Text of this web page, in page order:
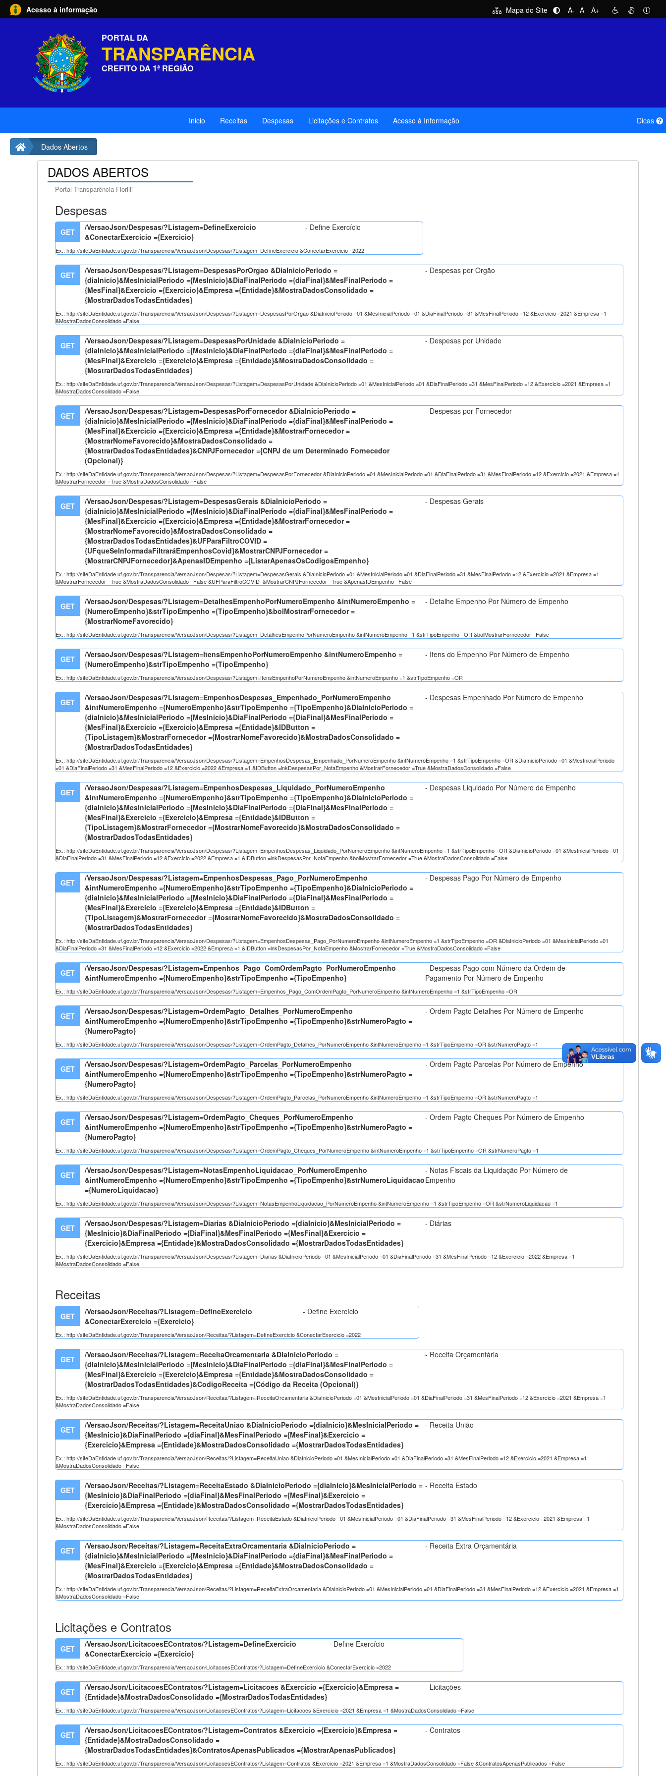
Acesso à informação Mapa do Site A- A A+
PORTAL DA
TRANSPARÊNCIA
CREFITO DA 1ª REGIÃO
Inicio Receitas Despesas Licitações e Contratos Acesso à Informação Dicas
Dados Abertos
DADOS ABERTOS
Portal Transparência Fiorilli
Despesas
GET
/VersaoJson/Despesas/?Listagem=DefineExercicio
&ConectarExercicio ={Exercicio}
- Define Exercício
Ex.: http://siteDaEntidade.uf.gov.br/Transparencia/VersaoJson/Despesas/?Listagem=DefineExercicio &ConectarExercicio =2022
GET
/VersaoJson/Despesas/?Listagem=DespesasPorOrgao &DiaInicioPeriodo =
{diaInicio}&MesInicialPeriodo ={MesInicio}&DiaFinalPeriodo ={diaFinal}&MesFinalPeriodo =
{MesFinal}&Exercicio ={Exercicio}&Empresa ={Entidade}&MostraDadosConsolidado =
{MostrarDadosTodasEntidades}
- Despesas por Orgão
Ex.: http://siteDaEntidade.uf.gov.br/Transparencia/VersaoJson/Despesas/?Listagem=DespesasPorOrgao &DiaInicioPeriodo =01 &MesInicialPeriodo =01 &DiaFinalPeriodo =31 &MesFinalPeriodo =12 &Exercicio =2021 &Empresa =1
&MostraDadosConsolidado =False
GET
/VersaoJson/Despesas/?Listagem=DespesasPorUnidade &DiaInicioPeriodo =
{diaInicio}&MesInicialPeriodo ={MesInicio}&DiaFinalPeriodo ={diaFinal}&MesFinalPeriodo =
{MesFinal}&Exercicio ={Exercicio}&Empresa ={Entidade}&MostraDadosConsolidado =
{MostrarDadosTodasEntidades}
- Despesas por Unidade
Ex.: http://siteDaEntidade.uf.gov.br/Transparencia/VersaoJson/Despesas/?Listagem=DespesasPorUnidade &DiaInicioPeriodo =01 &MesInicialPeriodo =01 &DiaFinalPeriodo =31 &MesFinalPeriodo =12 &Exercicio =2021 &Empresa =1
&MostraDadosConsolidado =False
GET
/VersaoJson/Despesas/?Listagem=DespesasPorFornecedor &DiaInicioPeriodo =
{diaInicio}&MesInicialPeriodo ={MesInicio}&DiaFinalPeriodo ={diaFinal}&MesFinalPeriodo =
{MesFinal}&Exercicio ={Exercicio}&Empresa ={Entidade}&MostrarFornecedor =
{MostrarNomeFavorecido}&MostraDadosConsolidado =
{MostrarDadosTodasEntidades}&CNPJFornecedor ={CNPJ de um Determinado Fornecedor
(Opcional)}
- Despesas por Fornecedor
Ex.: http://siteDaEntidade.uf.gov.br/Transparencia/VersaoJson/Despesas/?Listagem=DespesasPorFornecedor &DiaInicioPeriodo =01 &MesInicialPeriodo =01 &DiaFinalPeriodo =31 &MesFinalPeriodo =12 &Exercicio =2021 &Empresa =1
&MostrarFornecedor =True &MostraDadosConsolidado =False
GET
/VersaoJson/Despesas/?Listagem=DespesasGerais &DiaInicioPeriodo =
{diaInicio}&MesInicialPeriodo ={MesInicio}&DiaFinalPeriodo ={diaFinal}&MesFinalPeriodo =
{MesFinal}&Exercicio ={Exercicio}&Empresa ={Entidade}&MostrarFornecedor =
{MostrarNomeFavorecido}&MostraDadosConsolidado =
{MostrarDadosTodasEntidades}&UFParaFiltroCOVID =
{UFqueSeInformadaFiltraráEmpenhosCovid}&MostrarCNPJFornecedor =
{MostrarCNPJFornecedor}&ApenasIDEmpenho ={ListarApenasOsCodigosEmpenho}
- Despesas Gerais
Ex.: http://siteDaEntidade.uf.gov.br/Transparencia/VersaoJson/Despesas/?Listagem=DespesasGerais &DiaInicioPeriodo =01 &MesInicialPeriodo =01 &DiaFinalPeriodo =31 &MesFinalPeriodo =12 &Exercicio =2021 &Empresa =1
&MostrarFornecedor =True &MostraDadosConsolidado =False &UFParaFiltroCOVID=&MostrarCNPJFornecedor =True &ApenasIDEmpenho =False
GET
/VersaoJson/Despesas/?Listagem=DetalhesEmpenhoPorNumeroEmpenho &intNumeroEmpenho =
{NumeroEmpenho}&strTipoEmpenho ={TipoEmpenho}&bolMostrarFornecedor =
{MostrarNomeFavorecido}
- Detalhe Empenho Por Número de Empenho
Ex.: http://siteDaEntidade.uf.gov.br/Transparencia/VersaoJson/Despesas/?Listagem=DetalhesEmpenhoPorNumeroEmpenho &intNumeroEmpenho =1 &strTipoEmpenho =OR &bolMostrarFornecedor =False
GET
/VersaoJson/Despesas/?Listagem=ItensEmpenhoPorNumeroEmpenho &intNumeroEmpenho =
{NumeroEmpenho}&strTipoEmpenho ={TipoEmpenho}
- Itens do Empenho Por Número de Empenho
Ex.: http://siteDaEntidade.uf.gov.br/Transparencia/VersaoJson/Despesas/?Listagem=ItensEmpenhoPorNumeroEmpenho &intNumeroEmpenho =1 &strTipoEmpenho =OR
GET
/VersaoJson/Despesas/?Listagem=EmpenhosDespesas_Empenhado_PorNumeroEmpenho
&intNumeroEmpenho ={NumeroEmpenho}&strTipoEmpenho ={TipoEmpenho}&DiaInicioPeriodo =
{diaInicio}&MesInicialPeriodo ={MesInicio}&DiaFinalPeriodo ={DiaFinal}&MesFinalPeriodo =
{MesFinal}&Exercicio ={Exercicio}&Empresa ={Entidade}&IDButton =
{TipoListagem}&MostrarFornecedor ={MostrarNomeFavorecido}&MostraDadosConsolidado =
{MostrarDadosTodasEntidades}
- Despesas Empenhado Por Número de Empenho
Ex.: http://siteDaEntidade.uf.gov.br/Transparencia/VersaoJson/Despesas/?Listagem=EmpenhosDespesas_Empenhado_PorNumeroEmpenho &intNumeroEmpenho =1 &strTipoEmpenho =OR &DiaInicioPeriodo =01 &MesInicialPeriodo
=01 &DiaFinalPeriodo =31 &MesFinalPeriodo =12 &Exercicio =2022 &Empresa =1 &IDButton =lnkDespesasPor_NotaEmpenho &MostrarFornecedor =True &MostraDadosConsolidado =False
GET
/VersaoJson/Despesas/?Listagem=EmpenhosDespesas_Liquidado_PorNumeroEmpenho
&intNumeroEmpenho ={NumeroEmpenho}&strTipoEmpenho ={TipoEmpenho}&DiaInicioPeriodo =
{diaInicio}&MesInicialPeriodo ={MesInicio}&DiaFinalPeriodo ={DiaFinal}&MesFinalPeriodo =
{MesFinal}&Exercicio ={Exercicio}&Empresa ={Entidade}&IDButton =
{TipoListagem}&MostrarFornecedor ={MostrarNomeFavorecido}&MostraDadosConsolidado =
{MostrarDadosTodasEntidades}
- Despesas Liquidado Por Número de Empenho
Ex.: http://siteDaEntidade.uf.gov.br/Transparencia/VersaoJson/Despesas/?Listagem=EmpenhosDespesas_Liquidado_PorNumeroEmpenho &intNumeroEmpenho =1 &strTipoEmpenho =OR &DiaInicioPeriodo =01 &MesInicialPeriodo =01
&DiaFinalPeriodo =31 &MesFinalPeriodo =12 &Exercicio =2022 &Empresa =1 &IDButton =lnkDespesasPor_NotaEmpenho &bolMostrarFornecedor =True &MostraDadosConsolidado =False
GET
/VersaoJson/Despesas/?Listagem=EmpenhosDespesas_Pago_PorNumeroEmpenho
&intNumeroEmpenho ={NumeroEmpenho}&strTipoEmpenho ={TipoEmpenho}&DiaInicioPeriodo =
{diaInicio}&MesInicialPeriodo ={MesInicio}&DiaFinalPeriodo ={DiaFinal}&MesFinalPeriodo =
{MesFinal}&Exercicio ={Exercicio}&Empresa ={Entidade}&IDButton =
{TipoListagem}&MostrarFornecedor ={MostrarNomeFavorecido}&MostraDadosConsolidado =
{MostrarDadosTodasEntidades}
- Despesas Pago Por Número de Empenho
Ex.: http://siteDaEntidade.uf.gov.br/Transparencia/VersaoJson/Despesas/?Listagem=EmpenhosDespesas_Pago_PorNumeroEmpenho &intNumeroEmpenho =1 &strTipoEmpenho =OR &DiaInicioPeriodo =01 &MesInicialPeriodo =01
&DiaFinalPeriodo =31 &MesFinalPeriodo =12 &Exercicio =2022 &Empresa =1 &IDButton =lnkDespesasPor_NotaEmpenho &MostrarFornecedor =True &MostraDadosConsolidado =False
GET
/VersaoJson/Despesas/?Listagem=Empenhos_Pago_ComOrdemPagto_PorNumeroEmpenho
&intNumeroEmpenho ={NumeroEmpenho}&strTipoEmpenho ={TipoEmpenho}
- Despesas Pago com Número da Ordem de
Pagamento Por Número de Empenho
Ex.: http://siteDaEntidade.uf.gov.br/Transparencia/VersaoJson/Despesas/?Listagem=Empenhos_Pago_ComOrdemPagto_PorNumeroEmpenho &intNumeroEmpenho =1 &strTipoEmpenho =OR
GET
/VersaoJson/Despesas/?Listagem=OrdemPagto_Detalhes_PorNumeroEmpenho
&intNumeroEmpenho ={NumeroEmpenho}&strTipoEmpenho ={TipoEmpenho}&strNumeroPagto =
{NumeroPagto}
- Ordem Pagto Detalhes Por Número de Empenho
Ex.: http://siteDaEntidade.uf.gov.br/Transparencia/VersaoJson/Despesas/?Listagem=OrdemPagto_Detalhes_PorNumeroEmpenho &intNumeroEmpenho =1 &strTipoEmpenho =OR &strNumeroPagto =1
GET
/VersaoJson/Despesas/?Listagem=OrdemPagto_Parcelas_PorNumeroEmpenho
&intNumeroEmpenho ={NumeroEmpenho}&strTipoEmpenho ={TipoEmpenho}&strNumeroPagto =
{NumeroPagto}
- Ordem Pagto Parcelas Por Número de Empenho
Ex.: http://siteDaEntidade.uf.gov.br/Transparencia/VersaoJson/Despesas/?Listagem=OrdemPagto_Parcelas_PorNumeroEmpenho &intNumeroEmpenho =1 &strTipoEmpenho =OR &strNumeroPagto =1
GET
/VersaoJson/Despesas/?Listagem=OrdemPagto_Cheques_PorNumeroEmpenho
&intNumeroEmpenho ={NumeroEmpenho}&strTipoEmpenho ={TipoEmpenho}&strNumeroPagto =
{NumeroPagto}
- Ordem Pagto Cheques Por Número de Empenho
Ex.: http://siteDaEntidade.uf.gov.br/Transparencia/VersaoJson/Despesas/?Listagem=OrdemPagto_Cheques_PorNumeroEmpenho &intNumeroEmpenho =1 &strTipoEmpenho =OR &strNumeroPagto =1
GET
/VersaoJson/Despesas/?Listagem=NotasEmpenhoLiquidacao_PorNumeroEmpenho
&intNumeroEmpenho ={NumeroEmpenho}&strTipoEmpenho ={TipoEmpenho}&strNumeroLiquidacao
={NumeroLiquidacao}
- Notas Fiscais da Liquidação Por Número de
Empenho
Ex.: http://siteDaEntidade.uf.gov.br/Transparencia/VersaoJson/Despesas/?Listagem=NotasEmpenhoLiquidacao_PorNumeroEmpenho &intNumeroEmpenho =1 &strTipoEmpenho =OR &strNumeroLiquidacao =1
GET
/VersaoJson/Despesas/?Listagem=Diarias &DiaInicioPeriodo ={diaInicio}&MesInicialPeriodo =
{MesInicio}&DiaFinalPeriodo ={DiaFinal}&MesFinalPeriodo ={MesFinal}&Exercicio =
{Exercicio}&Empresa ={Entidade}&MostraDadosConsolidado ={MostrarDadosTodasEntidades}
- Diárias
Ex.: http://siteDaEntidade.uf.gov.br/Transparencia/VersaoJson/Despesas/?Listagem=Diarias &DiaInicioPeriodo =01 &MesInicialPeriodo =01 &DiaFinalPeriodo =31 &MesFinalPeriodo =12 &Exercicio =2022 &Empresa =1
&MostraDadosConsolidado =False
Receitas
GET
/VersaoJson/Receitas/?Listagem=DefineExercicio
&ConectarExercicio ={Exercicio}
- Define Exercício
Ex.: http://siteDaEntidade.uf.gov.br/Transparencia/VersaoJson/Receitas/?Listagem=DefineExercicio &ConectarExercicio =2022
GET
/VersaoJson/Receitas/?Listagem=ReceitaOrcamentaria &DiaInicioPeriodo =
{diaInicio}&MesInicialPeriodo ={MesInicio}&DiaFinalPeriodo ={diaFinal}&MesFinalPeriodo =
{MesFinal}&Exercicio ={Exercicio}&Empresa ={Entidade}&MostraDadosConsolidado =
{MostrarDadosTodasEntidades}&CodigoReceita ={Código da Receita (Opcional)}
- Receita Orçamentária
Ex.: http://siteDaEntidade.uf.gov.br/Transparencia/VersaoJson/Receitas/?Listagem=ReceitaOrcamentaria &DiaInicioPeriodo =01 &MesInicialPeriodo =01 &DiaFinalPeriodo =31 &MesFinalPeriodo =12 &Exercicio =2021 &Empresa =1
&MostraDadosConsolidado =False
GET
/VersaoJson/Receitas/?Listagem=ReceitaUniao &DiaInicioPeriodo ={diaInicio}&MesInicialPeriodo =
{MesInicio}&DiaFinalPeriodo ={diaFinal}&MesFinalPeriodo ={MesFinal}&Exercicio =
{Exercicio}&Empresa ={Entidade}&MostraDadosConsolidado ={MostrarDadosTodasEntidades}
- Receita União
Ex.: http://siteDaEntidade.uf.gov.br/Transparencia/VersaoJson/Receitas/?Listagem=ReceitaUniao &DiaInicioPeriodo =01 &MesInicialPeriodo =01 &DiaFinalPeriodo =31 &MesFinalPeriodo =12 &Exercicio =2021 &Empresa =1
&MostraDadosConsolidado =False
GET
/VersaoJson/Receitas/?Listagem=ReceitaEstado &DiaInicioPeriodo ={diaInicio}&MesInicialPeriodo =
{MesInicio}&DiaFinalPeriodo ={diaFinal}&MesFinalPeriodo ={MesFinal}&Exercicio =
{Exercicio}&Empresa ={Entidade}&MostraDadosConsolidado ={MostrarDadosTodasEntidades}
- Receita Estado
Ex.: http://siteDaEntidade.uf.gov.br/Transparencia/VersaoJson/Receitas/?Listagem=ReceitaEstado &DiaInicioPeriodo =01 &MesInicialPeriodo =01 &DiaFinalPeriodo =31 &MesFinalPeriodo =12 &Exercicio =2021 &Empresa =1
&MostraDadosConsolidado =False
GET
/VersaoJson/Receitas/?Listagem=ReceitaExtraOrcamentaria &DiaInicioPeriodo =
{diaInicio}&MesInicialPeriodo ={MesInicio}&DiaFinalPeriodo ={diaFinal}&MesFinalPeriodo =
{MesFinal}&Exercicio ={Exercicio}&Empresa ={Entidade}&MostraDadosConsolidado =
{MostrarDadosTodasEntidades}
- Receita Extra Orçamentária
Ex.: http://siteDaEntidade.uf.gov.br/Transparencia/VersaoJson/Receitas/?Listagem=ReceitaExtraOrcamentaria &DiaInicioPeriodo =01 &MesInicialPeriodo =01 &DiaFinalPeriodo =31 &MesFinalPeriodo =12 &Exercicio =2021 &Empresa =1
&MostraDadosConsolidado =False
Licitações e Contratos
GET
/VersaoJson/LicitacoesEContratos/?Listagem=DefineExercicio
&ConectarExercicio ={Exercicio}
- Define Exercício
Ex.: http://siteDaEntidade.uf.gov.br/Transparencia/VersaoJson/LicitacoesEContratos/?Listagem=DefineExercicio &ConectarExercicio =2022
GET
/VersaoJson/LicitacoesEContratos/?Listagem=Licitacoes &Exercicio ={Exercicio}&Empresa =
{Entidade}&MostraDadosConsolidado ={MostrarDadosTodasEntidades}
- Licitações
Ex.: http://siteDaEntidade.uf.gov.br/Transparencia/VersaoJson/LicitacoesEContratos/?Listagem=Licitacoes &Exercicio =2021 &Empresa =1 &MostraDadosConsolidado =False
GET
/VersaoJson/LicitacoesEContratos/?Listagem=Contratos &Exercicio ={Exercicio}&Empresa =
{Entidade}&MostraDadosConsolidado =
{MostrarDadosTodasEntidades}&ContratosApenasPublicados ={MostrarApenasPublicados}
- Contratos
Ex.: http://siteDaEntidade.uf.gov.br/Transparencia/VersaoJson/LicitacoesEContratos/?Listagem=Contratos &Exercicio =2021 &Empresa =1 &MostraDadosConsolidado =False &ContratosApenasPublicados =False